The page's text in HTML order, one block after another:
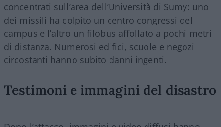
concentrati sull’area dell’Università di Sumy: uno
dei missili ha colpito un centro congressi del
campus e l’altro un filobus affollato a pochi metri
di distanza. Numerosi edifici, scuole e negozi
circostanti hanno subito danni ingenti.
Testimoni e immagini del disastro